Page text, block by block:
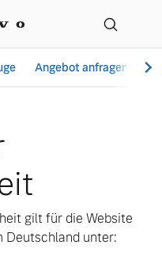
Angebot anfragen
gilt für die Website
Deutschland unter: